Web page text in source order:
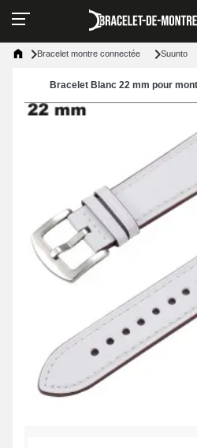
Bracelet montre connectée Suunto
Bracelet Blanc 22 mm pour